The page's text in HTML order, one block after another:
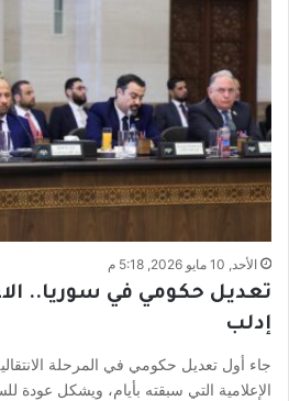
الأحد, 10 مايو 2026, 5:18 م
تعديل حكومي في سوريا..
إدلب
جاء أول تعديل حكومي في المرحلة
الإعلامية التي سبقته بأيام، ويشكل عودة